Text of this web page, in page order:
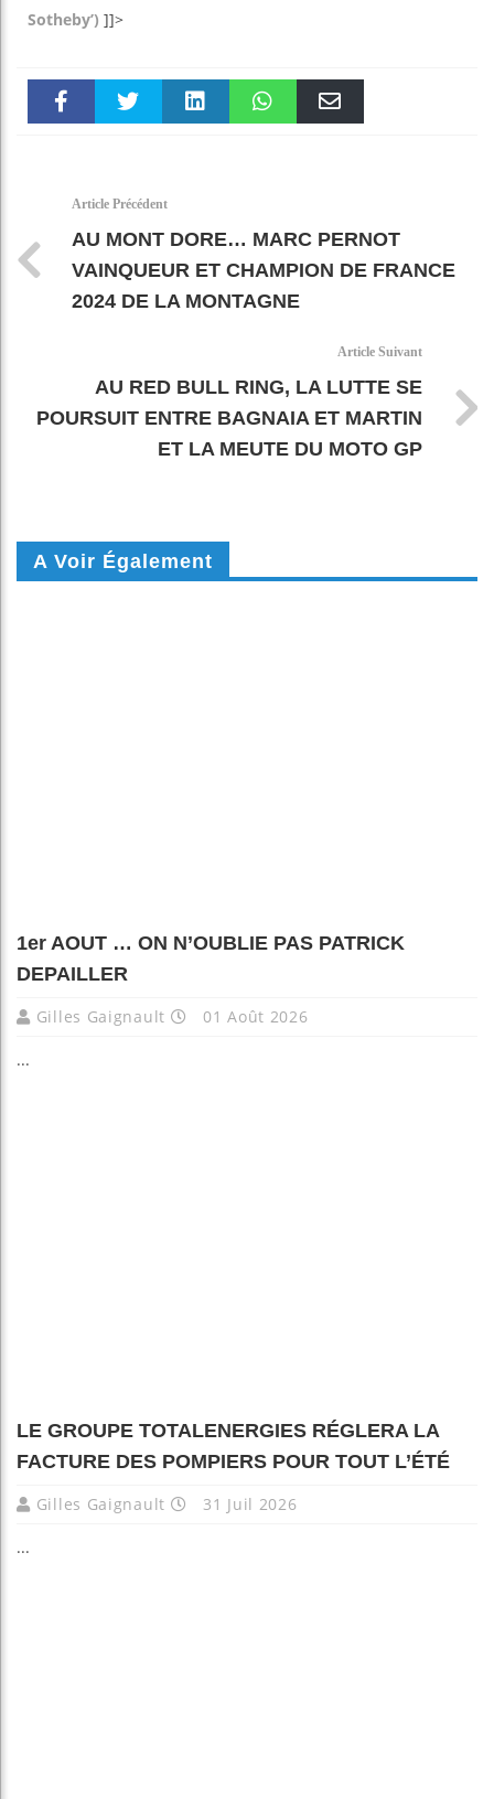
Sotheby’) ]]>
Article Précédent
AU MONT DORE… MARC PERNOT
VAINQUEUR ET CHAMPION DE FRANCE
2024 DE LA MONTAGNE
Article Suivant
AU RED BULL RING, LA LUTTE SE
POURSUIT ENTRE BAGNAIA ET MARTIN
ET LA MEUTE DU MOTO GP
A Voir Également
1er AOUT … ON N’OUBLIE PAS PATRICK
DEPAILLER
Gilles Gaignault 01 Août 2026
...
LE GROUPE TOTALENERGIES RÉGLERA LA
FACTURE DES POMPIERS POUR TOUT L’ÉTÉ
Gilles Gaignault 31 Juil 2026
...